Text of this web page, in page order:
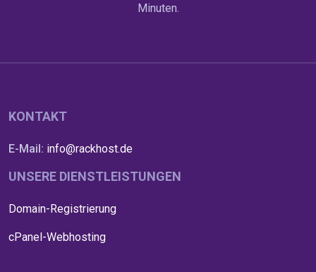
Minuten.
KONTAKT
E-Mail: info@rackhost.de
UNSERE DIENSTLEISTUNGEN
Domain-Registrierung
cPanel-Webhosting